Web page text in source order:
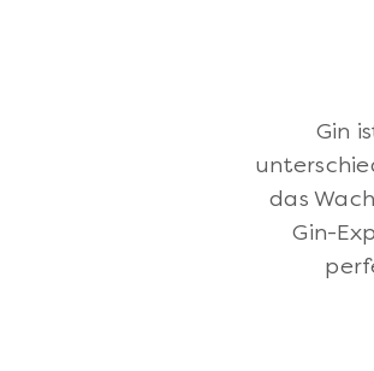
Gin
das
Gin-